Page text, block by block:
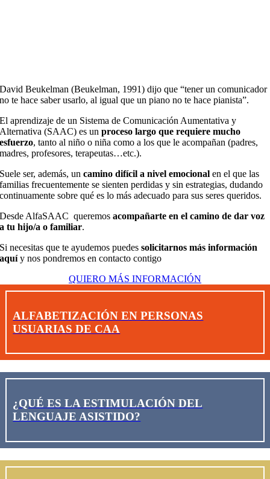
David Beukelman (Beukelman, 1991) dijo que “tener un comunicador
no te hace saber usarlo, al igual que un piano no te hace pianista”.
El aprendizaje de un Sistema de Comunicación Aumentativa y
Alternativa (SAAC) es unproceso largo que requiere mucho
esfuerzo, tanto al niño o niña como a los que le acompañan (padres,
madres, profesores, terapeutas…etc.).
Suele ser, además, uncamino difícil a nivel emocional en el que las
familias frecuentemente se sienten perdidas y sin estrategias, dudando
continuamente sobre qué es lo más adecuado para sus seres queridos.
Desde AlfaSAAC queremosacompañarte en el camino de dar voz
a tu hijo/a o familiar.
Si necesitas que te ayudemos puedessolicitarnos más información
aquíy nos pondremos en contacto contigo
QUIERO MÁS INFORMACIÓN
ALFABETIZACIÓN EN PERSONAS
USUARIAS DE CAA
¿QUÉ ES LA ESTIMULACIÓN DEL
LENGUAJE ASISTIDO?